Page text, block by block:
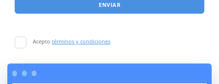
ENVIAR
Acepto términos y condiciones